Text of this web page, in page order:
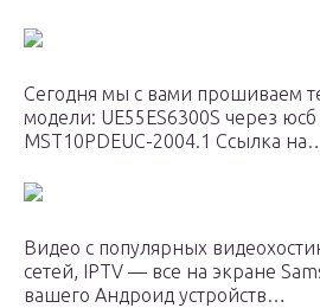
Сегодня мы с вами прошиваем
модели: UE55ES6300S через
MST10PDEUC-2004.1 Ссылка
Видео с популярных
сетей, IPTV — все на экране
вашего Андроид устройств…